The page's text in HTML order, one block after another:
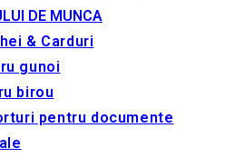
DE MUNCA
& Сarduri
gunoi
birou
pentru documente